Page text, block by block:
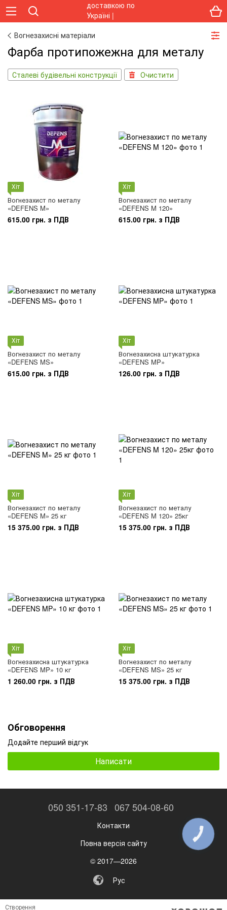
Вогнезахисні матеріали
Фарба протипожежна для металу
Сталеві будівельні конструкції Очистити
Хіт
Вогнезахист по металу
«DEFENS M»
615.00 грн. з ПДВ
Хіт
Вогнезахист по металу
«DEFENS M 120»
615.00 грн. з ПДВ
Хіт
Вогнезахист по металу
«DEFENS MS»
615.00 грн. з ПДВ
Хіт
Вогнезахисна штукатурка
«DEFENS MP»
126.00 грн. з ПДВ
Хіт
Вогнезахист по металу
«DEFENS M» 25 кг
15 375.00 грн. з ПДВ
Хіт
Вогнезахист по металу
«DEFENS M 120» 25кг
15 375.00 грн. з ПДВ
Хіт
Вогнезахисна штукатурка
«DEFENS MP» 10 кг
1 260.00 грн. з ПДВ
Хіт
Вогнезахист по металу
«DEFENS MS» 25 кг
15 375.00 грн. з ПДВ
Обговорення
Додайте перший відгук
Написати
050 351-17-83 067 504-08-60
Контакти
Повна версія сайту
© 2017—2026
Рус
Створення
КНОПКА
ЗВ'ЯЗКУ